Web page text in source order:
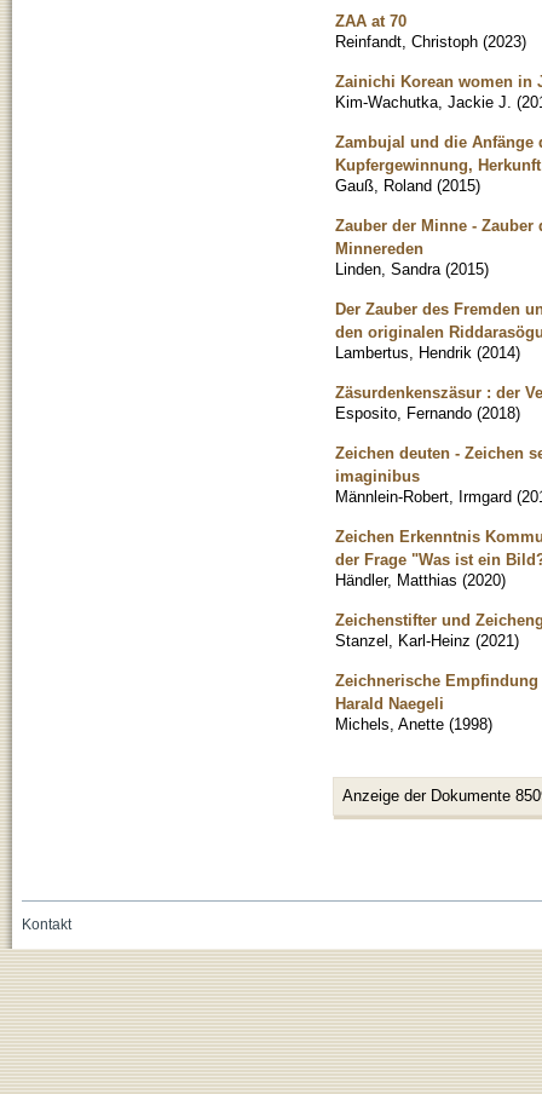
ZAA at 70
Reinfandt, Christoph (2023)
Zainichi Korean women in
Kim-Wachutka, Jackie J. (
Zambujal und die Anfänge
Kupfergewinnung,
Gauß, Roland (2015)
Zauber der Minne -
Minnereden
Linden, Sandra (2015)
Der Zauber des Fremden
den originalen
Lambertus, Hendrik (2014)
Zäsurdenkenszäsur : der
Esposito, Fernando (2018)
Zeichen deuten - Zeichen
imaginibus
Männlein-Robert, Irmgard (
Zeichen Erkenntnis
der Frage "Was ist ein
Händler, Matthias (2020)
Zeichenstifter und
Stanzel, Karl-Heinz (2021)
Zeichnerische
Harald Naegeli
Michels, Anette (1998)
Anzeige der Dokumente
Kontakt